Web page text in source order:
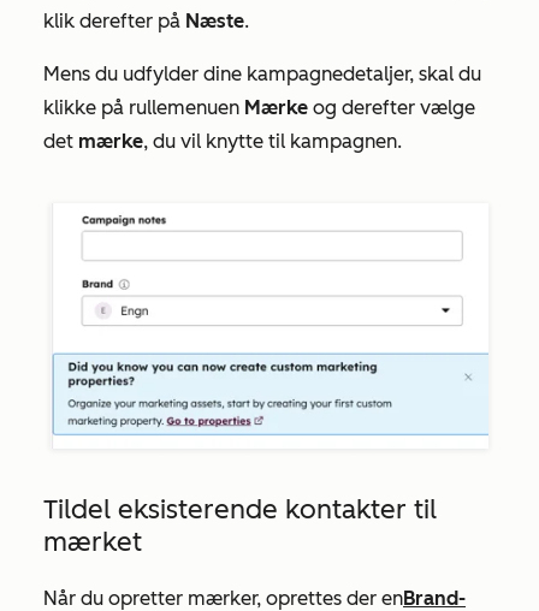
klik derefter på Næste.
Mens du udfylder dine kampagnedetaljer, skal du
klikke på rullemenuen Mærke og derefter vælge
det mærke, du vil knytte til kampagnen.
Tildel eksisterende kontakter til
mærket
Når du opretter mærker, oprettes der enBrand-